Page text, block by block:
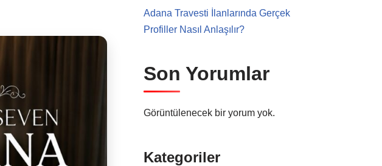
Adana Travesti İlanlarında Gerçek
Profiller Nasıl Anlaşılır?
Son Yorumlar
Görüntülenecek bir yorum yok.
Kategoriler